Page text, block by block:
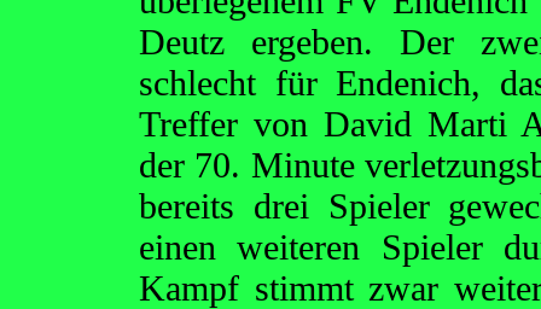
Deutz ergeben. Der
schlecht für Endenich,
Treffer von David Marti
der 70. Minute
bereits drei Spieler
einen weiteren Spieler
Kampf stimmt zwar